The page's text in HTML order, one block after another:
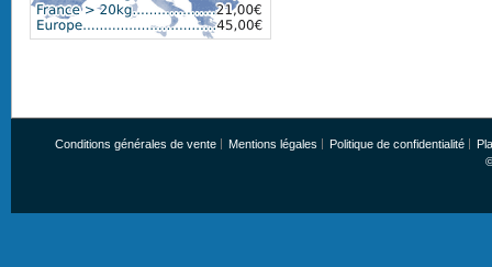
Conditions générales de vente Mentions légales Politique de confidentialité